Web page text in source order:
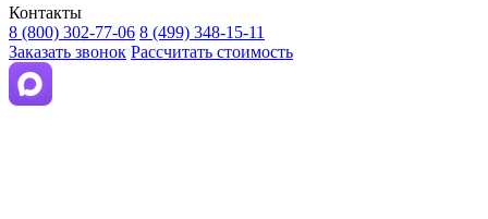
Контакты
8 (800) 302-77-06 8 (499) 348-15-11
Заказать звонок Рассчитать стоимость